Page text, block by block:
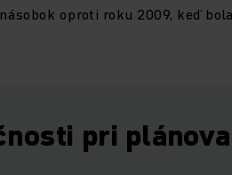
oproti roku 2009, keď
pri